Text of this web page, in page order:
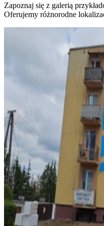
Zapoznaj się z galerią
Oferujemy różnorodne